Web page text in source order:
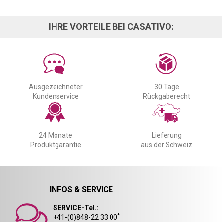
IHRE VORTEILE BEI CASATIVO:
Ausgezeichneter
Kundenservice
30 Tage
Rückgaberecht
24 Monate
Produktgarantie
Lieferung
aus der Schweiz
INFOS & SERVICE
SERVICE-Tel.:
+41-(0)848-22 33 00*